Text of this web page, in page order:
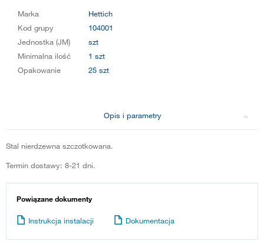
Marka
Hettich
Kod grupy
104001
Jednostka (JM)
szt
Minimalna ilość
1 szt
Opakowanie
25 szt
Opis i parametry
Stal nierdzewna szczotkowana.
Termin dostawy: 8-21 dni.
Powiązane dokumenty
Instrukcja instalacji Dokumentacja